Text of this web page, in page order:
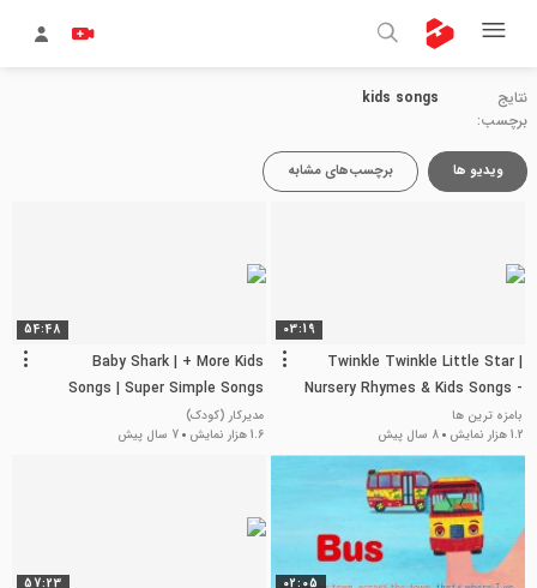
نتایج
برچسب:
kids songs
ویدیو ها برچسب‌های مشابه
03:19
Twinkle Twinkle Little Star |
Nursery Rhymes & Kids Songs -
ABCkidTV
بامزه ترین ها
1.2 هزار نمایش
8 سال پیش
54:48
Baby Shark | + More Kids
Songs | Super Simple Songs
مدیرکار (کودک)
1.6 هزار نمایش
7 سال پیش
02:05
57:23